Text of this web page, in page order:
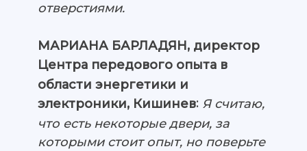
отверстиями.
МАРИАНА БАРЛАДЯН, директор
Центра передового опыта в
области энергетики и
электроники, Кишинев: Я считаю,
что есть некоторые двери, за
которыми стоит опыт, но поверьте